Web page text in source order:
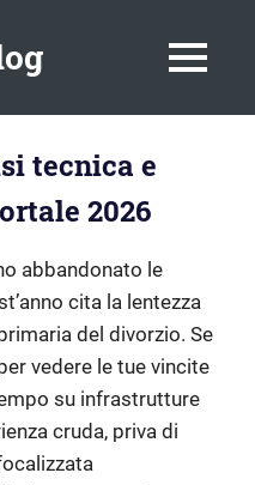
MENU
tecnica e
2026
abbandonato le
cita la lentezza
del divorzio. Se
vedere le tue vincite
su infrastrutture
cruda, priva di